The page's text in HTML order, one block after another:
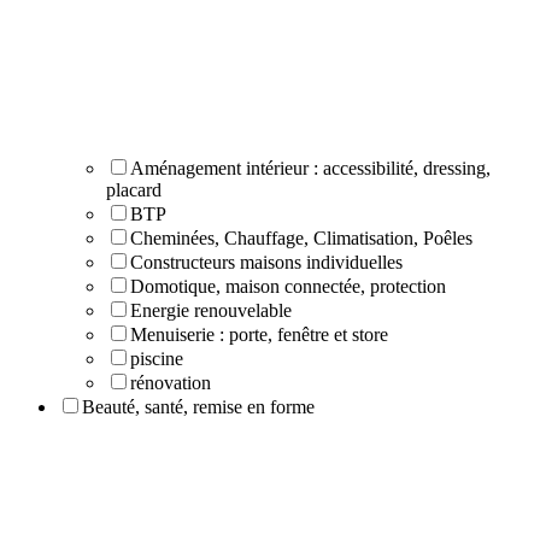
Aménagement intérieur : accessibilité, dressing,
placard
BTP
Cheminées, Chauffage, Climatisation, Poêles
Constructeurs maisons individuelles
Domotique, maison connectée, protection
Energie renouvelable
Menuiserie : porte, fenêtre et store
piscine
rénovation
Beauté, santé, remise en forme